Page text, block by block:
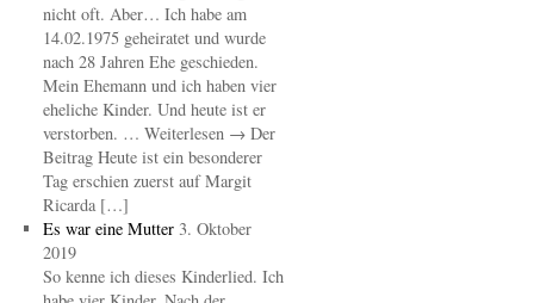
nicht oft. Aber… Ich habe am
14.02.1975 geheiratet und wurde
nach 28 Jahren Ehe geschieden.
Mein Ehemann und ich haben vier
eheliche Kinder. Und heute ist er
verstorben. … Weiterlesen → Der
Beitrag Heute ist ein besonderer
Tag erschien zuerst auf Margit
Ricarda […]
Es war eine Mutter 3. Oktober
2019
So kenne ich dieses Kinderlied. Ich